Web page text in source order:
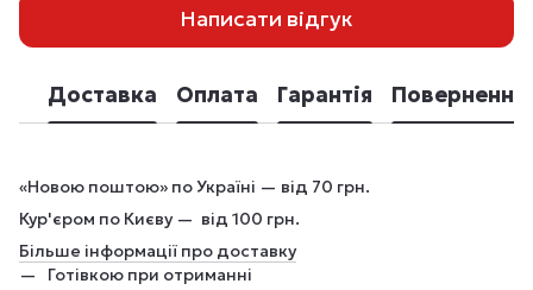
Написати відгук
Доставка Оплата Гарантія Повернення
«Новою поштою» по Україні — від 70 грн.
Кур'єром по Києву — від 100 грн.
Більше інформації про доставку
Готівкою при отриманні